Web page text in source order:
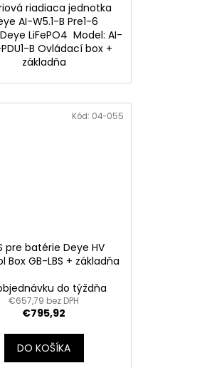
riadiaca jednotka
AI-W5.1-B Pre1-6
LiFePO4 Model: AI-
B Ovládací box +
základňa
pre batérie Deye HV
Box GB-LBS + základňa
do týždňa
€657,79 bez DPH
€795,92
DO KOŠÍKA
Kód: 04-055